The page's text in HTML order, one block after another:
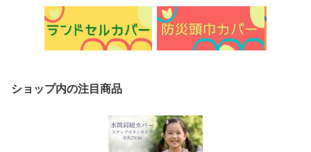
ショップ内の注目商品